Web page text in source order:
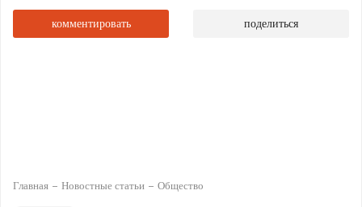
комментировать поделиться
Главная Новостные статьи Общество